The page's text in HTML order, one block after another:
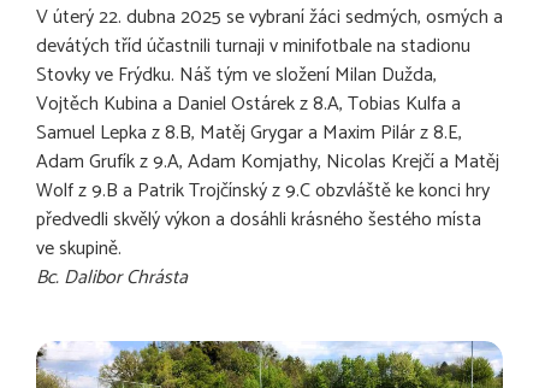
V úterý 22. dubna 2025 se vybraní žáci sedmých, osmých a
devátých tříd účastnili turnaji v minifotbale na stadionu
Stovky ve Frýdku. Náš tým ve složení Milan Dužda,
Vojtěch Kubina a Daniel Ostárek z 8.A, Tobias Kulfa a
Samuel Lepka z 8.B, Matěj Grygar a Maxim Pilár z 8.E,
Adam Grufík z 9.A, Adam Komjathy, Nicolas Krejčí a Matěj
Wolf z 9.B a Patrik Trojčínský z 9.C obzvláště ke konci hry
předvedli skvělý výkon a dosáhli krásného šestého místa
ve skupině.
Bc. Dalibor Chrásta